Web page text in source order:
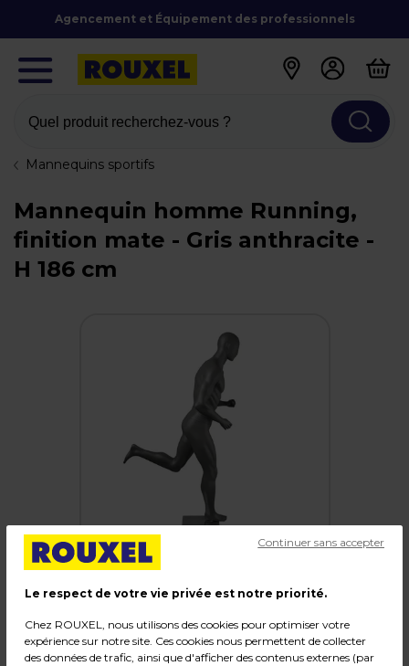
Agencement et Équipement des professionnels
Quel produit recherchez-vous ?
Mannequins sportifs
Mannequin homme Running,
finition mate - Gris anthracite -
H 186 cm
Mannequin homme Running, finition mate
Le respect de votre vie privée est notre priorité.
Chez ROUXEL, nous utilisons des cookies pour optimiser votre
expérience sur notre site. Ces cookies nous permettent de collecter
des données de trafic, ainsi que d'afficher des contenus externes (par
Continuer sans accepter